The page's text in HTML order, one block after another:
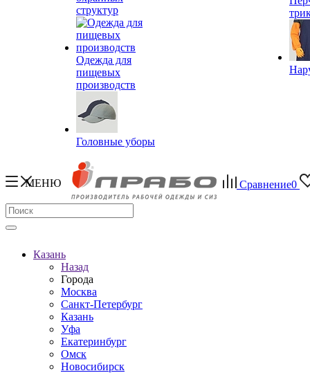
структур
Одежда для
пищевых
производств
Головные уборы
МЕНЮ Сравнение0
Казань
Назад
Города
Москва
Санкт-Петербург
Казань
Уфа
Екатеринбург
Омск
Новосибирск